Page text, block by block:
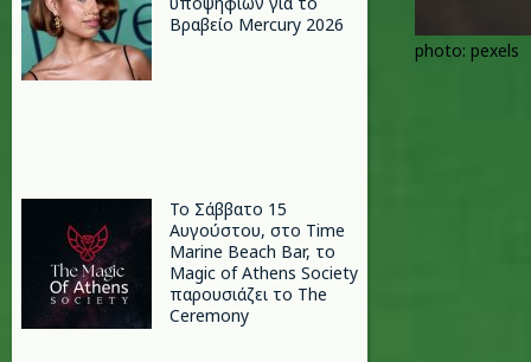
Βραβείο Mercury 2026
Το Σάββατο 15
Αυγούστου, στο Time
Marine Beach Bar, το
Magic of Athens Society
παρουσιάζει το The
Ceremony
photo: pexels